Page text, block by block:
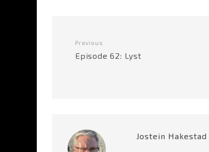
Previous
Episode 62: Lyst
Jostein Hakestad